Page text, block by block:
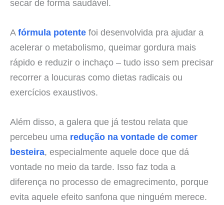
secar de forma saudável.
Afórmula potente foi desenvolvida pra ajudar a
acelerar o metabolismo, queimar gordura mais
rápido e reduzir o inchaço – tudo isso sem precisar
recorrer a loucuras como dietas radicais ou
exercícios exaustivos.
Além disso, a galera que já testou relata que
percebeu uma redução na vontade de comer
besteira, especialmente aquele doce que dá
vontade no meio da tarde. Isso faz toda a
diferença no processo de emagrecimento, porque
evita aquele efeito sanfona que ninguém merece.